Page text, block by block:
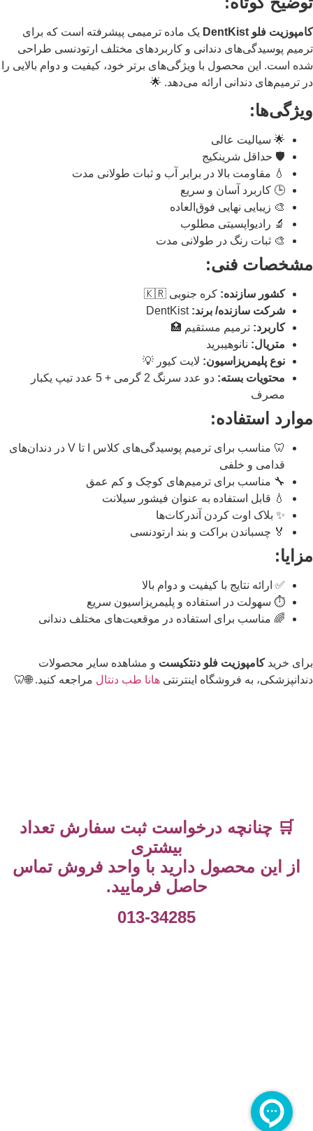
کامپوزیت فلو DentKist
یک ماده ترمیمی پیشرفته است که برای
ترمیم پوسیدگی‌های دندانی و کاربردهای مختلف ارتودنسی طراحی
شده است. این محصول با ویژگی‌های برتر خود، کیفیت و دوام بالایی را
در ترمیم‌های دندانی ارائه می‌دهد. 🌟
ویژگی‌ها:
🌟 سیالیت عالی
🛡️ حداقل شرینکیج
💧 مقاومت بالا در برابر آب و ثبات طولانی مدت
🕒 کاربرد آسان و سریع
🎨 زیبایی نهایی فوق‌العاده
🔬 رادیواپسیتی مطلوب
🎨 ثبات رنگ در طولانی مدت
مشخصات فنی:
کشور سازنده: کره جنوبی 🇰🇷
شرکت سازنده/ برند:
کاربرد: ترمیم مستقیم 🏥
متریال: نانوهیبرید
نوع پلیمریزاسیون: لایت کیور 💡
محتویات بسته:
دو عدد سرنگ 2 گرمی + 5 عدد تیپ یکبار
مصرف
موارد استفاده:
🦷 مناسب برای ترمیم پوسیدگی‌های کلاس I تا V در دندان‌های
قدامی و خلفی
🔧 مناسب برای ترمیم‌های کوچک و کم عمق
💧 قابل استفاده به عنوان فیشور سیلانت
✨ بلاک اوت کردن آندرکات‌ها
🏅 چسباندن براکت و بند ارتودنسی
مزایا:
✅ ارائه نتایج با کیفیت و دوام بالا
⏱️ سهولت در استفاده و پلیمریزاسیون سریع
🌈 مناسب برای استفاده در موقعیت‌های مختلف دندانی
برای خرید کامپوزیت فلو دنتکیست و مشاهده سایر محصولات
دندانپزشکی، به فروشگاه اینترنتی هانا طب دنتال مراجعه کنید. 🌐🦷
🛒 چنانچه درخواست ثبت سفارش تعداد
بیشتری
از این محصول دارید با واحد فروش تماس
حاصل فرمایید.
013-34285